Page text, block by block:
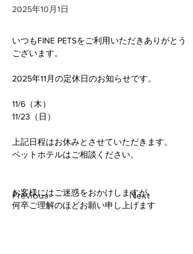
2025年10月1日
Previous Next
いつもFINE PETSをご利用いただきありがとう
ございます。
2025年11月の定休日のお知らせです。
11/6（木）
11/23（日）
上記日程はお休みとさせていただきます。
ペットホテルはご相談ください。
お客様にはご迷惑をおかけしますが、
何卒ご理解のほどお願い申し上げます